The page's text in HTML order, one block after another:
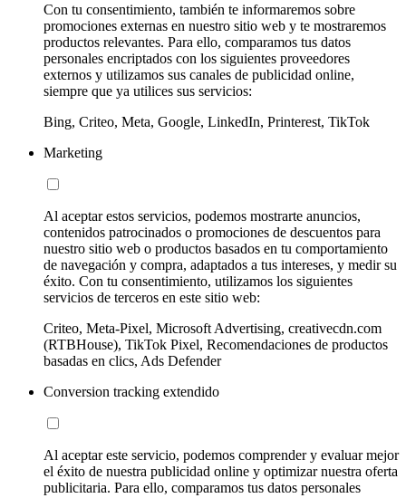
Con tu consentimiento, también te informaremos sobre
promociones externas en nuestro sitio web y te mostraremos
productos relevantes. Para ello, comparamos tus datos
personales encriptados con los siguientes proveedores
externos y utilizamos sus canales de publicidad online,
siempre que ya utilices sus servicios:
Bing, Criteo, Meta, Google, LinkedIn, Printerest, TikTok
Marketing
Al aceptar estos servicios, podemos mostrarte anuncios,
contenidos patrocinados o promociones de descuentos para
nuestro sitio web o productos basados en tu comportamiento
de navegación y compra, adaptados a tus intereses, y medir su
éxito. Con tu consentimiento, utilizamos los siguientes
servicios de terceros en este sitio web:
Criteo, Meta-Pixel, Microsoft Advertising, creativecdn.com
(RTBHouse), TikTok Pixel, Recomendaciones de productos
basadas en clics, Ads Defender
Conversion tracking extendido
Al aceptar este servicio, podemos comprender y evaluar mejor
el éxito de nuestra publicidad online y optimizar nuestra oferta
publicitaria. Para ello, comparamos tus datos personales